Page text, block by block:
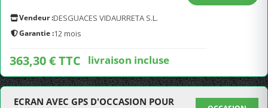
Vendeur :DESGUACES VIDAURRETA S.L.
Garantie :12 mois
363,30 € TTC livraison incluse
ECRAN AVEC GPS D'OCCASION POUR